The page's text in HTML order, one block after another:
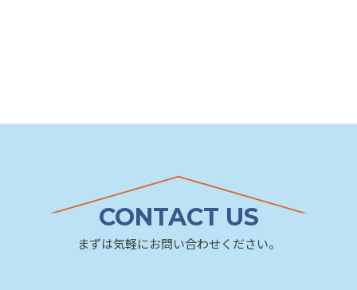
CONTACT US
まずは気軽にお問い合わせください。